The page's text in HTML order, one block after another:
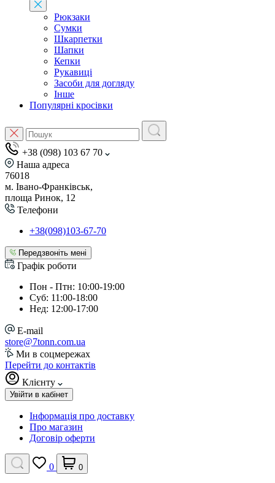
Рюкзаки
Сумки
Шкарпетки
Шапки
Кепки
Рукавиці
Засоби для догляду
Інше
Популярні кросівки
+38 (098) 103 67 70
Наша адреса
76018
м. Івано-Франківськ,
площа Ринок, 12
Телефони
+38(098)103-67-70
Передзвоніть мені
Графік роботи
Пон - Птн: 10:00-19:00
Суб: 11:00-18:00
Нед: 12:00-17:00
E-mail
store@7tonn.com.ua
Ми в соцмережах
Перейти до контактів
Клієнту
Увійти в кабінет
Інформація про доставку
Про магазин
Договір оферти
0 0